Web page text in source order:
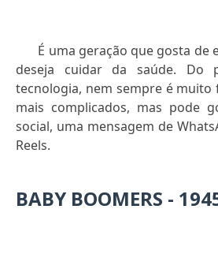
É uma geração que gosta de
deseja cuidar da saúde. Do
tecnologia, nem sempre é muito
mais complicados, mas pode
social, uma mensagem de
Reels.
BABY BOOMERS -